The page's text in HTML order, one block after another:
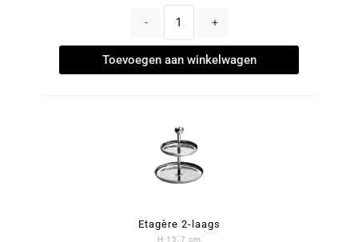
- +
Toevoegen aan winkelwagen
Etagère 2-laags
H 15.7 cm